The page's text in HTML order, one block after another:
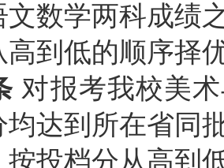
文数学两科成绩
到低的顺序择
对报考我校美
达到所在省同
投档分从高到